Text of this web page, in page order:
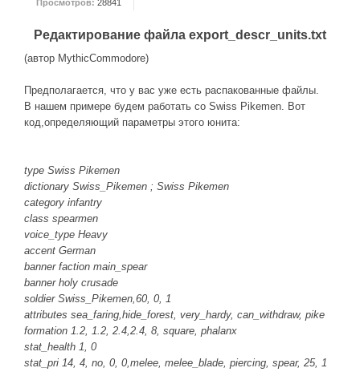
Серия игр Mount and Blade
Warhammer 40.000: Dawn of War
Серия игр «История войн»
КРЕАТИВ
Творчество СиЧевиков
Блоги о рыбалке
Черный Гетман (роман)
ИСТОРИЯ
Загадки и тайны истории
Новое время
Просмотров: 28841
Редактирование файла export_descr_units.txt
(автор MythicCommodore)
Предполагается, что у вас уже есть распакованные файлы.
В нашем примере будем работать со Swiss Pikemen. Вот
код,определяющий параметры этого юнита:
type Swiss Pikemen
dictionary Swiss_Pikemen ; Swiss Pikemen
category infantry
class spearmen
voice_type Heavy
accent German
banner faction main_spear
banner holy crusade
soldier Swiss_Pikemen,60, 0, 1
attributes sea_faring,hide_forest, very_hardy, can_withdraw, pike
formation 1.2, 1.2, 2.4,2.4, 8, square, phalanx
stat_health 1, 0
stat_pri 14, 4, no, 0, 0,melee, melee_blade, piercing, spear, 25, 1